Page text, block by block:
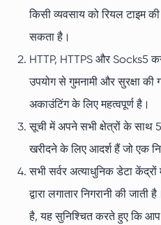
किसी व्यवसाय को रियल टाइम
सकता है।
HTTP, HTTPS और Socks5
उपयोग से गुमनामी और सुरक्षा की
अकाउंटिंग के लिए महत्वपूर्ण है।
सूची में अपने सभी क्षेत्रों के साथ
खरीदने के लिए आदर्श हैं जो एक
सभी सर्वर अत्याधुनिक डेटा
द्वारा लगातार निगरानी की
है, यह सुनिश्चित करते हुए कि